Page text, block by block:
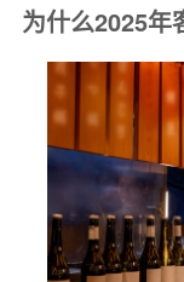
为什么2025年
附加留言
我